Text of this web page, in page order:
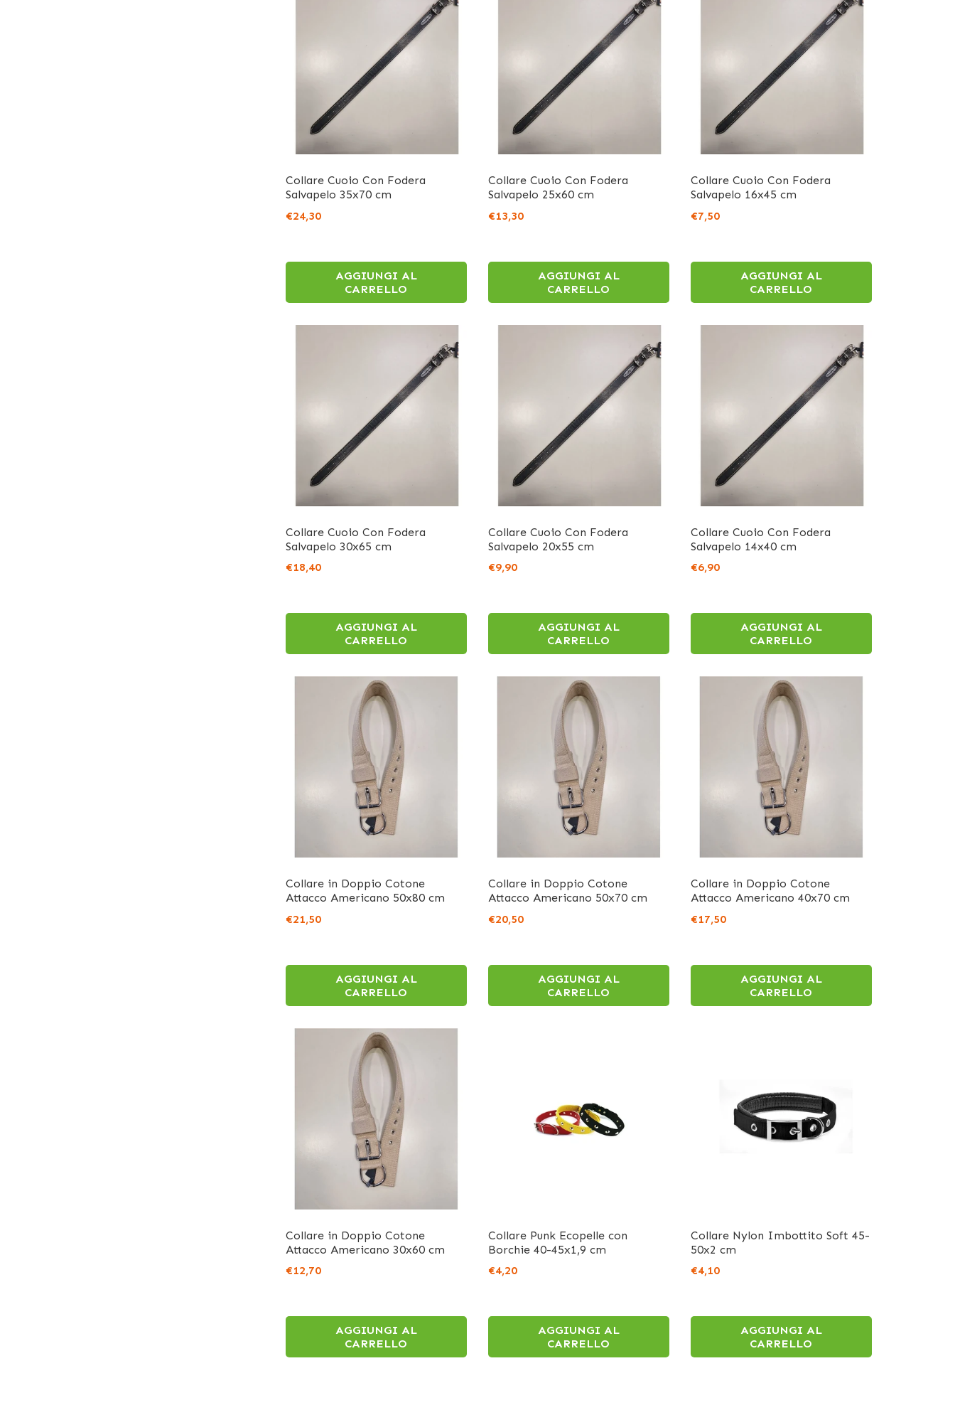
Collare Cuoio Con Fodera
Salvapelo 35x70 cm
€24,30
AGGIUNGI AL
CARRELLO
Collare Cuoio Con Fodera
Salvapelo 25x60 cm
€13,30
AGGIUNGI AL
CARRELLO
Collare Cuoio Con Fodera
Salvapelo 16x45 cm
€7,50
AGGIUNGI AL
CARRELLO
Collare Cuoio Con Fodera
Salvapelo 30x65 cm
€18,40
AGGIUNGI AL
CARRELLO
Collare Cuoio Con Fodera
Salvapelo 20x55 cm
€9,90
AGGIUNGI AL
CARRELLO
Collare Cuoio Con Fodera
Salvapelo 14x40 cm
€6,90
AGGIUNGI AL
CARRELLO
Collare in Doppio Cotone
Attacco Americano 50x80 cm
€21,50
AGGIUNGI AL
CARRELLO
Collare in Doppio Cotone
Attacco Americano 50x70 cm
€20,50
AGGIUNGI AL
CARRELLO
Collare in Doppio Cotone
Attacco Americano 40x70 cm
€17,50
AGGIUNGI AL
CARRELLO
Collare in Doppio Cotone
Attacco Americano 30x60 cm
€12,70
AGGIUNGI AL
CARRELLO
Collare Punk Ecopelle con
Borchie 40-45x1,9 cm
€4,20
AGGIUNGI AL
CARRELLO
Collare Nylon Imbottito Soft 45-
50x2 cm
€4,10
AGGIUNGI AL
CARRELLO